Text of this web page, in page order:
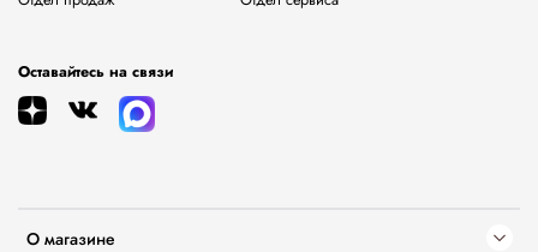
О магазине
Оставайтесь на связи